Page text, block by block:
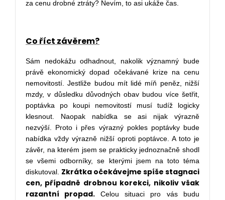
za cenu drobné ztráty? Nevím, to asi ukáže čas.
Co říct závěrem?
Sám nedokážu odhadnout, nakolik významný bude
právě ekonomický dopad očekávané krize na cenu
nemovitostí. Jestliže budou mít lidé míň peněz, nižší
mzdy, v důsledku důvodných obav budou více šetřit,
poptávka po koupi nemovitostí musí tudíž logicky
klesnout. Naopak nabídka se asi nijak výrazně
nezvýší. Proto i přes výrazný pokles poptávky bude
nabídka vždy výrazně nižší oproti poptávce. A toto je
závěr, na kterém jsem se prakticky jednoznačně shodl
se všemi odborníky, se kterými jsem na toto téma
diskutoval. Zkrátka očekávejme spíše stagnaci
cen, případně drobnou korekci, nikoliv však
razantní propad.
Celou situaci pro vás budu